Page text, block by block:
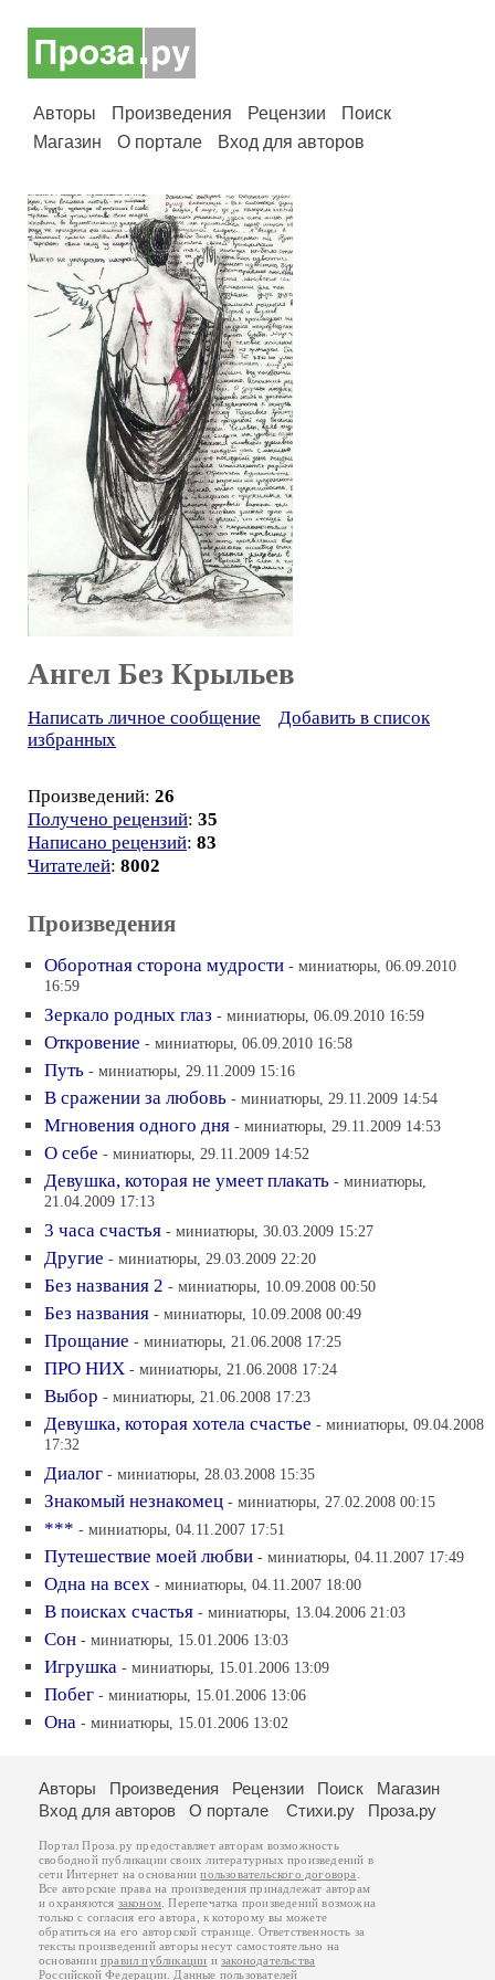
Авторы Произведения Рецензии
Поиск
Магазин
О портале Вход для авторов
Ангел Без Крыльев
Написать личное сообщение
Добавить в список
избранных
Произведений: 26
Получено рецензий: 35
Написано рецензий: 83
Читателей: 8002
Произведения
Оборотная сторона мудрости - миниатюры, 06.09.2010
16:59
Зеркало родных глаз - миниатюры, 06.09.2010 16:59
Откровение - миниатюры, 06.09.2010 16:58
Путь - миниатюры, 29.11.2009 15:16
В сражении за любовь - миниатюры, 29.11.2009 14:54
Мгновения одного дня - миниатюры, 29.11.2009 14:53
О себе - миниатюры, 29.11.2009 14:52
Девушка, которая не умеет плакать - миниатюры,
21.04.2009 17:13
3 часа счастья - миниатюры, 30.03.2009 15:27
Другие - миниатюры, 29.03.2009 22:20
Без названия 2 - миниатюры, 10.09.2008 00:50
Без названия - миниатюры, 10.09.2008 00:49
Прощание - миниатюры, 21.06.2008 17:25
ПРО НИХ - миниатюры, 21.06.2008 17:24
Выбор - миниатюры, 21.06.2008 17:23
Девушка, которая хотела счастье - миниатюры, 09.04.2008
17:32
Диалог - миниатюры, 28.03.2008 15:35
Знакомый незнакомец - миниатюры, 27.02.2008 00:15
*** - миниатюры, 04.11.2007 17:51
Путешествие моей любви - миниатюры, 04.11.2007 17:49
Одна на всех - миниатюры, 04.11.2007 18:00
В поисках счастья - миниатюры, 13.04.2006 21:03
Сон - миниатюры, 15.01.2006 13:03
Игрушка - миниатюры, 15.01.2006 13:09
Побег - миниатюры, 15.01.2006 13:06
Она - миниатюры, 15.01.2006 13:02
Авторы Произведения Рецензии Поиск
Магазин
Вход для авторов
О портале Стихи.ру Проза.ру
Портал Проза.ру предоставляет авторам возможность
свободной публикации своих литературных произведений в
сети Интернет на основаниипользовательского договора
Все авторские права на произведения принадлежат авторам
и охраняются законом . Перепечатка произведений возможна
только с согласия его автора, к которому вы можете
обратиться на его авторской странице. Ответственность за
тексты произведений авторы несут самостоятельно на
основанииправил публикации изаконодательства
Российской Федерации . Данные пользователей